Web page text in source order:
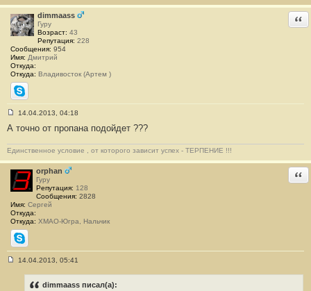
1
1
dimmaass
Гуру
Возраст: 43
Репутация: 228
Сообщения: 954
Имя: Дмитрий
Откуда:
Откуда: Владивосток (Артем )
Skype
о
б
щ
е
н
и
е
1
2
14.04.2013, 04:18
А точно от пропана подойдет ???
Единственное условие , от которого зависит успех - ТЕРПЕНИЕ !!!
orphan
Гуру
Репутация: 128
Сообщения: 2828
Имя: Сергей
Откуда:
Откуда: ХМАО-Югра, Нальчик
Skype
14.04.2013, 05:41
dimmaass писал(а):